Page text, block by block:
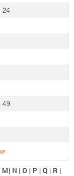
24
49
M| N | O | P | Q | R |